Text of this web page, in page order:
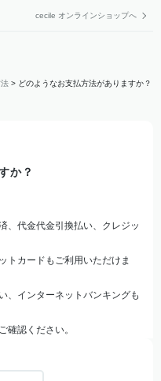
cecile オンラインショップへ
> どのようなお支払方法がありますか？
か？
、代金代金引換払い、クレジッ
トカードもご利用いただけま
、インターネットバンキングも
確認ください。